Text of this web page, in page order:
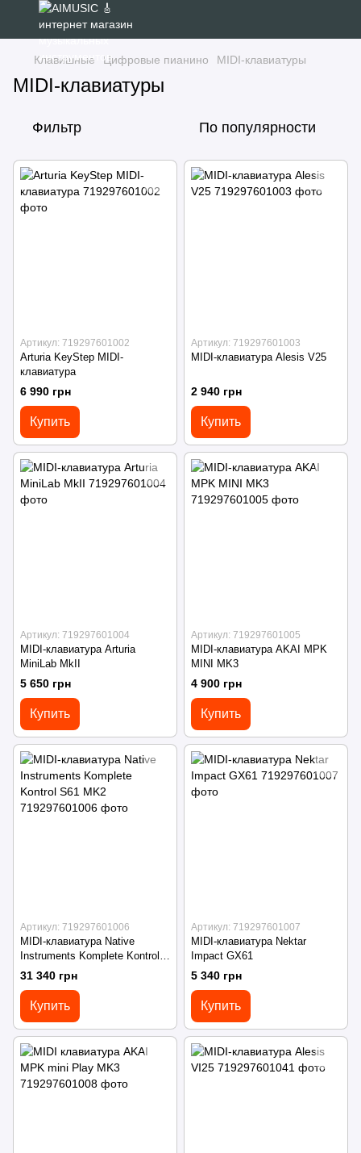
Клавишные Цифровые пианино MIDI-клавиатуры
MIDI-клавиатуры
Фильтр По популярности
Артикул: 719297601002
Arturia KeyStep MIDI-
клавиатура
6 990 грн
Купить
Артикул: 719297601003
MIDI-клавиатура Alesis V25
2 940 грн
Купить
Артикул: 719297601004
MIDI-клавиатура Arturia
MiniLab MkII
5 650 грн
Купить
Артикул: 719297601005
MIDI-клавиатура AKAI MPK
MINI MK3
4 900 грн
Купить
Артикул: 719297601006
MIDI-клавиатура Native
Instruments Komplete Kontrol
S61 MK2
31 340 грн
Купить
Артикул: 719297601007
MIDI-клавиатура Nektar
Impact GX61
5 340 грн
Купить